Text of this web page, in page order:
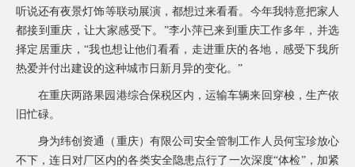
听说还有夜景灯饰等联动展演，都想过来看看。今年我特意把家人
都接到重庆，让大家感受下。”李小萍已来到重庆工作多年，并选
择定居重庆，“我也想让他们看看，走进重庆的各地，感受下我所
热爱并付出建设的这种城市日新月异的变化。”
在重庆两路果园港综合保税区内，运输车辆来回穿梭，生产依
旧忙碌。
身为纬创资通（重庆）有限公司安全管制工作人员何宝珍放心
不下，连日对厂区内的各类安全隐患点行了一次深度“体检”，加紧